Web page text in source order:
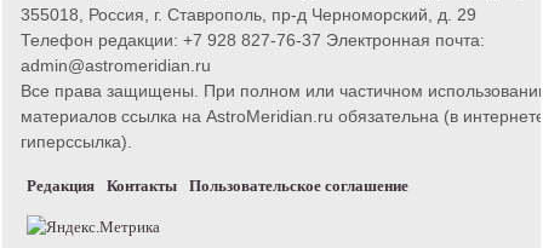
355018, Россия, г. Ставрополь, пр-д Черноморский, д. 29
Телефон редакции: +7 928 827-76-37 Электронная почта:
admin@astromeridian.ru
Все права защищены. При полном или частичном
материалов ссылка на AstroMeridian.ru обязательна (в
гиперссылка).
Редакция Контакты Пользовательское соглашение